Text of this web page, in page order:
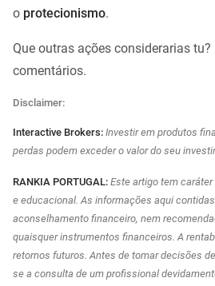
o protecionismo.
Que outras ações considerarias tu?
comentários.
Disclaimer:
Interactive Brokers: Investir em produtos
perdas podem exceder o valor do seu
RANKIA PORTUGAL: Este artigo tem
e educacional. As informações aqui
aconselhamento financeiro, nem
quaisquer instrumentos financeiros. A
retornos futuros. Antes de tomar decisões
se a consulta de um profissional